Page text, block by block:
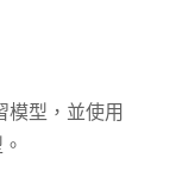
模型，並使用